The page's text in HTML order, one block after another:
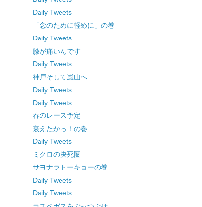
Daily Tweets
「念のために軽めに」の巻
Daily Tweets
膝が痛いんです
Daily Tweets
神戸そして嵐山へ
Daily Tweets
Daily Tweets
春のレース予定
衰えたかっ！の巻
Daily Tweets
ミクロの決死圏
サヨナラトーキョーの巻
Daily Tweets
Daily Tweets